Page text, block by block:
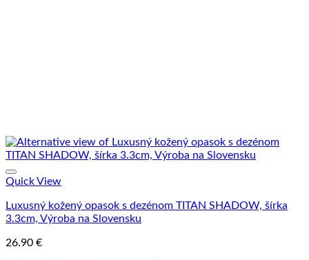
Quick View
Luxusný kožený opasok s dezénom TITAN SHADOW, šírka
3.3cm, Výroba na Slovensku
26.90 €